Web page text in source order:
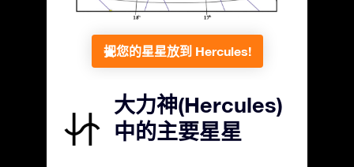
把您的星星放到 Hercules!
大力神(Hercules)
中的主要星星